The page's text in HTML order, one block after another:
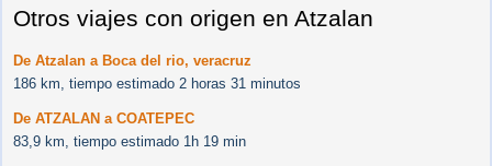
Otros viajes con origen en Atzalan
De Atzalan a Boca del rio, veracruz
186 km, tiempo estimado 2 horas 31 minutos
De ATZALAN a COATEPEC
83,9 km, tiempo estimado 1h 19 min